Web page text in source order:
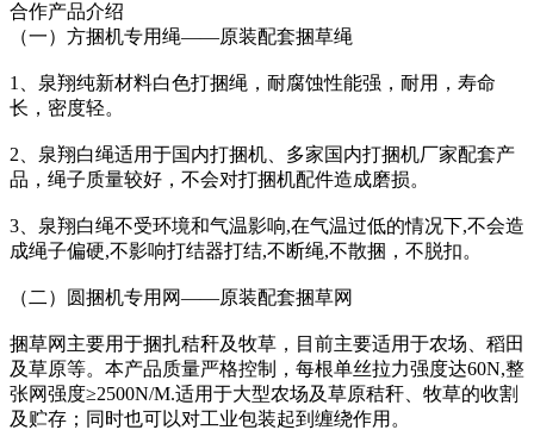
合作产品介绍
（一）方捆机专用绳——原装配套捆草绳
1、泉翔纯新材料白色打捆绳，耐腐蚀性能强，耐用，寿命
长，密度轻。
2、泉翔白绳适用于国内打捆机、多家国内打捆机厂家配套产
品，绳子质量较好，不会对打捆机配件造成磨损。
3、泉翔白绳不受环境和气温影响,在气温过低的情况下,不会造
成绳子偏硬,不影响打结器打结,不断绳,不散捆，不脱扣。
（二）圆捆机专用网——原装配套捆草网
捆草网主要用于捆扎秸秆及牧草，目前主要适用于农场、稻田
及草原等。本产品质量严格控制，每根单丝拉力强度达60N,整
张网强度≥2500N/M.适用于大型农场及草原秸秆、牧草的收割
及贮存；同时也可以对工业包装起到缠绕作用。